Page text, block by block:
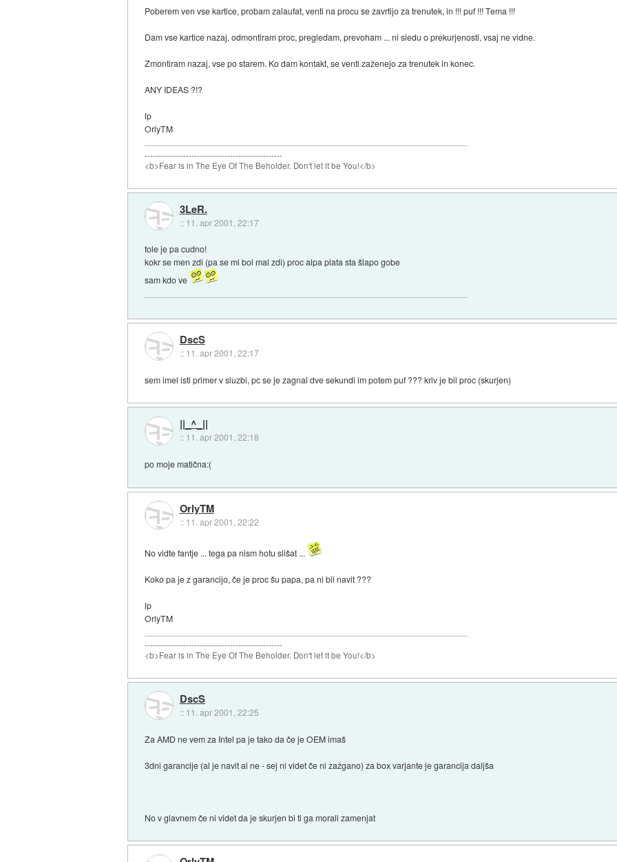
Poberem ven vse kartice, probam zalaufat, venti na procu se zavrtijo za trenutek, in !!! puf !!! Tema !!!
Dam vse kartice nazaj, odmontiram proc, pregledam, prevoham ... ni sledu o prekurjenosti, vsaj ne vidne.
Zmontiram nazaj, vse po starem. Ko dam kontakt, se venti zaženejo za trenutek in konec.
ANY IDEAS ?!?
lp
OrlyTM
--------------------------------------------------
<b>Fear is in The Eye Of The Beholder. Don't let it be You!</b>
3LeR.
:: 11. apr 2001, 22:17
tole je pa cudno!
kokr se men zdi (pa se mi bol mal zdi) proc alpa plata sta šlapo gobe
sam kdo ve
DscS
:: 11. apr 2001, 22:17
sem imel isti primer v sluzbi, pc se je zagnal dve sekundi im potem puf ??? kriv je bil proc (skurjen)
||_^_||
:: 11. apr 2001, 22:18
po moje matična:(
OrlyTM
:: 11. apr 2001, 22:22
No vidte fantje ... tega pa nism hotu slišat ...
Koko pa je z garancijo, če je proc šu papa, pa ni bil navit ???
lp
OrlyTM
--------------------------------------------------
<b>Fear is in The Eye Of The Beholder. Don't let it be You!</b>
DscS
:: 11. apr 2001, 22:25
Za AMD ne vem za Intel pa je tako da če je OEM imaš
3dni garancije (al je navit al ne - sej ni videt če ni zažgano) za box varjante je garancija daljša
No v glavnem če ni videt da je skurjen bi ti ga morali zamenjat